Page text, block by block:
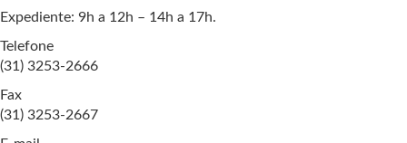
Expediente: 9h a 12h – 14h a 17h.
Telefone
(31) 3253-2666
Fax
(31) 3253-2667